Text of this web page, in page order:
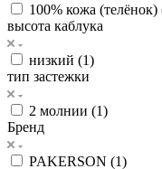
100% кожа (телёнок)
высота каблука
низкий (1)
тип застежки
2 молнии (1)
Бренд
PAKERSON (1)